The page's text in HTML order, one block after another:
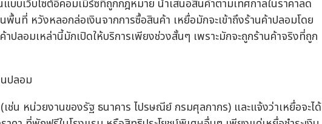
บบเว็บไซต์อีคอมเมิร์ซที่ถูกกฎหมาย นำเสนอสินค้าตามเทศกาลในราคาลด
พื้นที่ หวังหลอกล่อเงินจากการซื้อสินค้า เหยื่อมักจะเข้าถึงร้านค้าปลอมโดย
ปลอมเหล่านี้มักเปิดให้บริการเพียงช่วงสั้นๆ เพราะมักจะถูกร้านค้าจริงที่ถูก
ปลอม
น หน่วยงานของรัฐ ธนาคาร ไปรษณีย์ กรมศุลกากร) และแจ้งว่าเหยื่อจะได้